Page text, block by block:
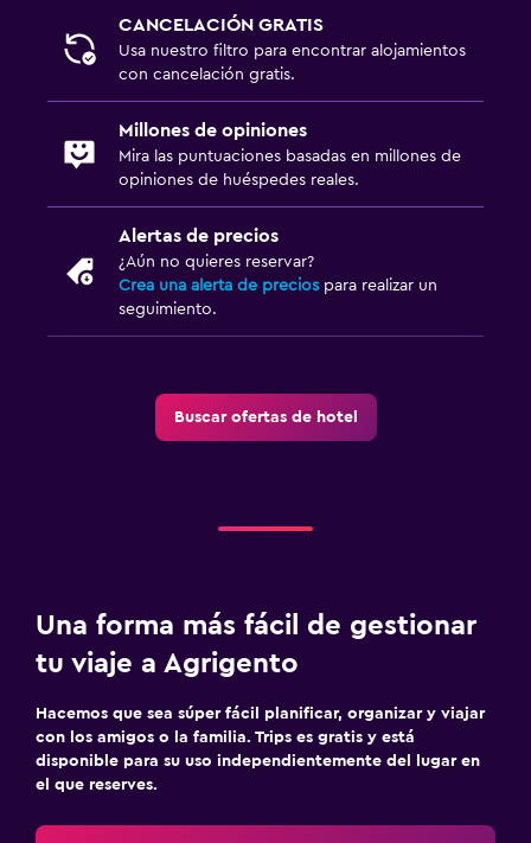
CANCELACIÓN GRATIS
Usa nuestro filtro para encontrar alojamientos
con cancelación gratis.
Millones de opiniones
Mira las puntuaciones basadas en millones de
opiniones de huéspedes reales.
Alertas de precios
¿Aún no quieres reservar?
Crea una alerta de precios para realizar un
seguimiento.
Buscar ofertas de hotel
Una forma más fácil de gestionar
tu viaje a Agrigento
Hacemos que sea súper fácil planificar, organizar y viajar
con los amigos o la familia. Trips es gratis y está
disponible para su uso independientemente del lugar en
el que reserves.